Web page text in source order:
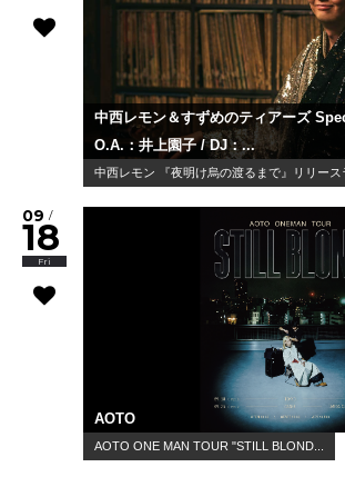
中西レモン＆すずめのティアーズ
O.A.：井上園子 / DJ：...
中西レモン 『夜明け烏の渡るまで』リリース
09 /
18
Fri
AOTO
AOTO ONE MAN TOUR "STILL BLOND...